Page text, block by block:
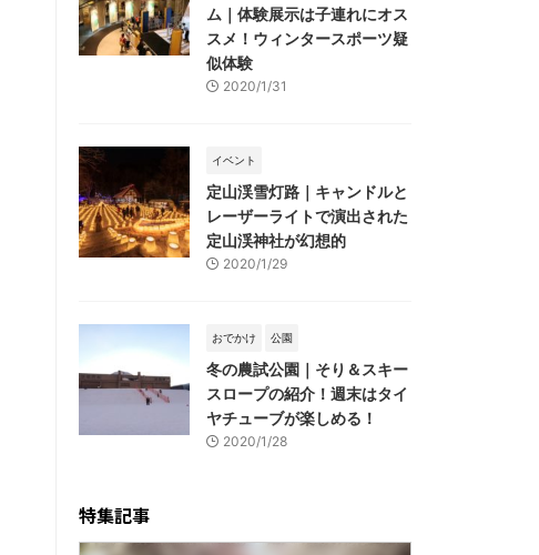
ム｜体験展示は子連れにオス
スメ！ウィンタースポーツ疑
似体験
2020/1/31
イベント
定山渓雪灯路｜キャンドルと
レーザーライトで演出された
定山渓神社が幻想的
2020/1/29
おでかけ 公園
冬の農試公園｜そり＆スキー
スロープの紹介！週末はタイ
ヤチューブが楽しめる！
2020/1/28
特集記事